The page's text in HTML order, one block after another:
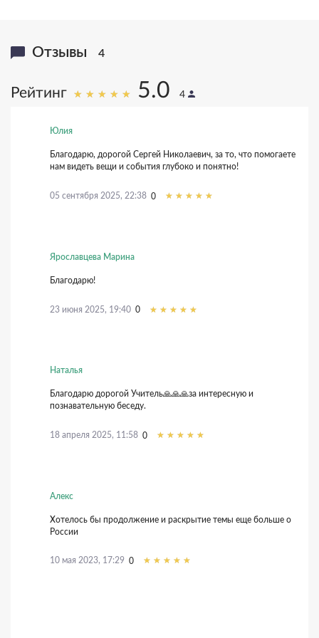
Отзывы 4
Рейтинг 5.0 4
Юлия
Благодарю, дорогой Сергей Николаевич, за то, что помогаете
нам видеть вещи и события глубоко и понятно!
05 сентября 2025, 22:38 0
Ярославцева Марина
Благодарю!
23 июня 2025, 19:40 0
Наталья
Благодарю дорогой Учитель🙏🙏🙏за интересную и
познавательную беседу.
18 апреля 2025, 11:58 0
Алекс
Хотелось бы продолжение и раскрытие темы еще больше о
России
10 мая 2023, 17:29 0